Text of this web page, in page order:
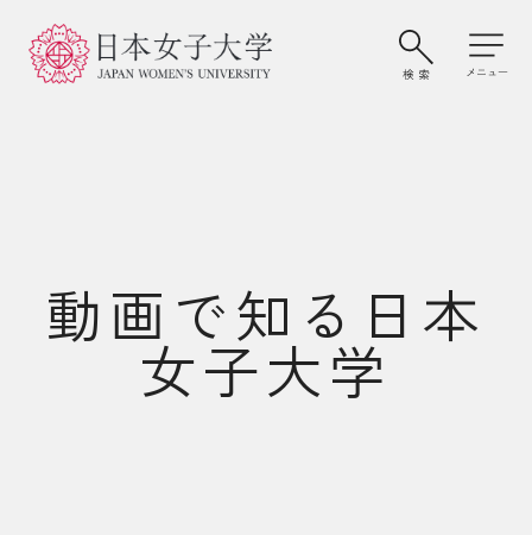
大学案内・学びの特色
動画で知る日本
女子大学